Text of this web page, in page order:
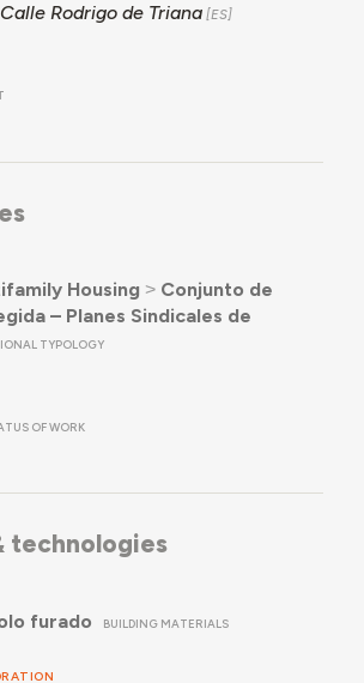
Rodrigo de Triana
Housing ˃ Conjunto de
– Planes Sindicales de
TYPOLOGY
OF WORK
technologies
furado BUILDING MATERIALS